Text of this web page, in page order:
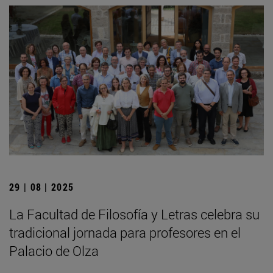
29 | 08 | 2025
La Facultad de Filosofía y Letras celebra su
tradicional jornada para profesores en el
Palacio de Olza